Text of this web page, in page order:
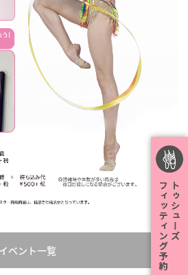
イベント一覧